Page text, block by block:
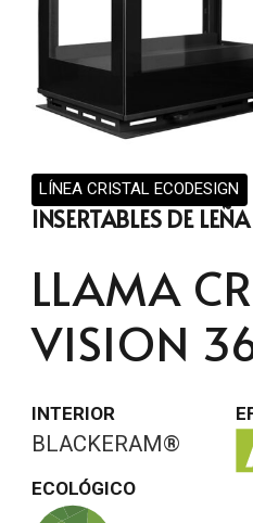
LÍNEA CRISTAL ECODESIGN
INSERTABLES DE LEÑA
LLAMA
VISION
INTERIOR
BLACKERAM®
ECOLÓGICO